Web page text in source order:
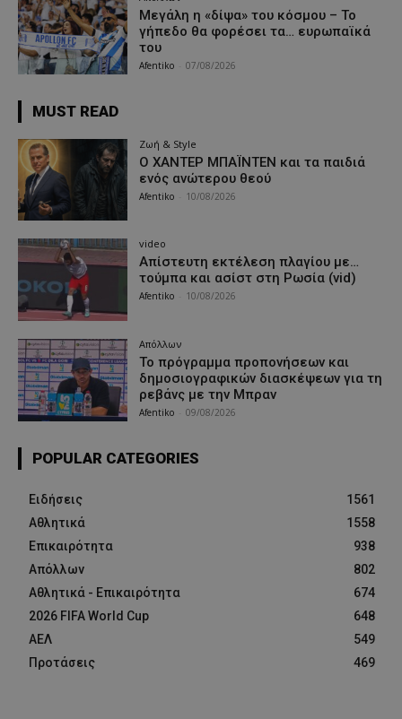
Μεγάλη η «δίψα» του κόσμου – Το
γήπεδο θα φορέσει τα… ευρωπαϊκά
του
Afentiko 07/08/2026
MUST READ
Ζωή & Style
Ο ΧΑΝΤΕΡ ΜΠΑΪΝΤΕΝ και τα παιδιά
ενός ανώτερου θεού
Afentiko 10/08/2026
video
Απίστευτη εκτέλεση πλαγίου με…
τούμπα και ασίστ στη Ρωσία (vid)
Afentiko 10/08/2026
Απόλλων
Το πρόγραμμα προπονήσεων και
δημοσιογραφικών διασκέψεων για τη
ρεβάνς με την Μπραν
Afentiko 09/08/2026
POPULAR CATEGORIES
Ειδήσεις
1561
Αθλητικά
1558
Επικαιρότητα
938
Απόλλων
802
Αθλητικά - Επικαιρότητα
674
2026 FIFA World Cup
648
ΑΕΛ
549
Προτάσεις
469